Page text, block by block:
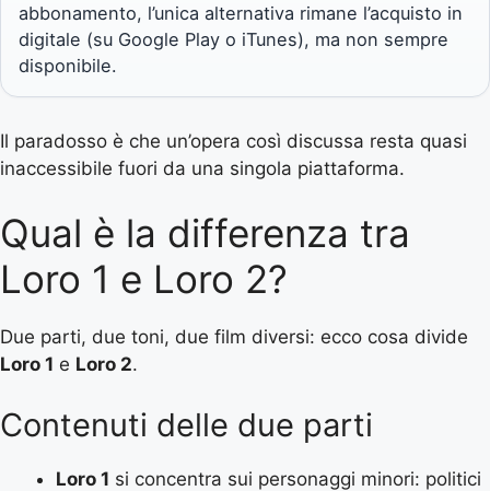
abbonamento, l’unica alternativa rimane l’acquisto in
digitale (su Google Play o iTunes), ma non sempre
disponibile.
Il paradosso è che un’opera così discussa resta quasi
inaccessibile fuori da una singola piattaforma.
Qual è la differenza tra
Loro 1 e Loro 2?
Due parti, due toni, due film diversi: ecco cosa divide
Loro 1 e Loro 2.
Contenuti delle due parti
Loro 1 si concentra sui personaggi minori: politici